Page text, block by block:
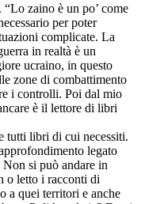
zaino è un po’ come
per poter
complicate. La
in realtà è un
ucraino, in questo
zone di combattimento
i controlli. Poi dal mio
è il lettore di libri
tutti libri di cui necessiti.
legato
si può andare in
o letto i racconti di
a quei territori e anche